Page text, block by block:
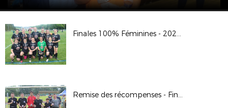
Finales 100% Féminines - 2022/2023
Remise des récompenses - Finale Jour de Foot U11 - 2022/2023